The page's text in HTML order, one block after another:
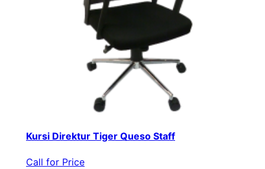
Kursi Direktur Tiger Queso Staff
Call for Price